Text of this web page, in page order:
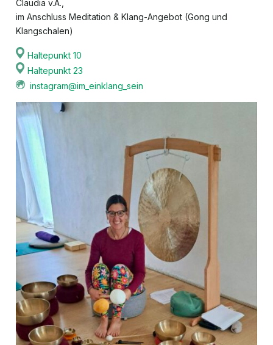
Claudia v.A.,
im Anschluss Meditation & Klang-Angebot (Gong und
Klangschalen)
Haltepunkt 10
Haltepunkt 23
instagram@im_einklang_sein